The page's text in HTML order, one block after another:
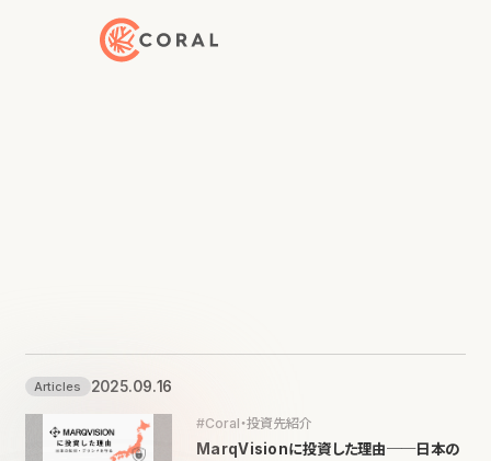
トップページへ戻る
Articles 2025.09.16
#Coral・投資先紹介
MarqVisionに投資した理由──日本の